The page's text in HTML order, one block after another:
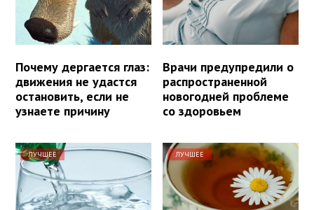
Почему дергается глаз:
движения не удастся
остановить, если не
узнаете причину
Врачи предупредили о
распространенной
новогодней проблеме
со здоровьем
ЛУЧШЕЕ ЛУЧШЕЕ